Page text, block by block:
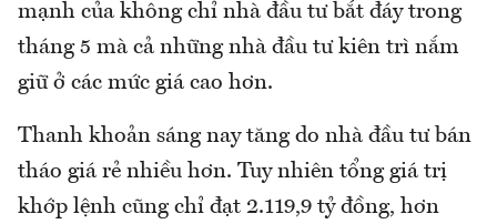
mạnh của không chỉ nhà đầu tư bắt đáy trong
tháng 5 mà cả những nhà đầu tư kiên trì nắm
giữ ở các mức giá cao hơn.
Thanh khoản sáng nay tăng do nhà đầu tư bán
tháo giá rẻ nhiều hơn. Tuy nhiên tổng giá trị
khớp lệnh cũng chỉ đạt 2.119,9 tỷ đồng, hơn